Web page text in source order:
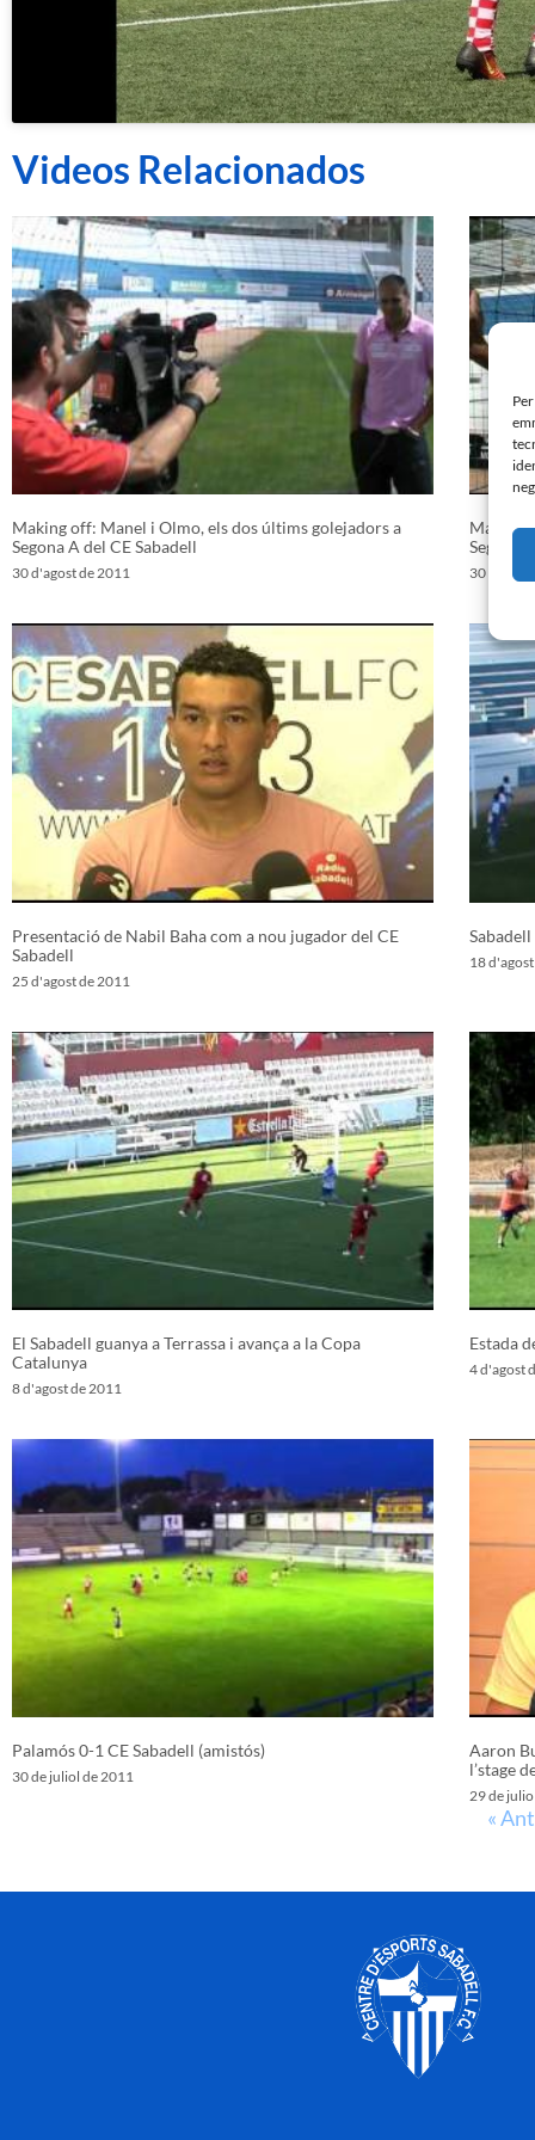
Videos Relacionados
Making off: Manel i Olmo, els dos últims golejadors a
Segona A del CE Sabadell
30 d'agost de 2011
Manel
Segona
30
Presentació de Nabil Baha com a nou jugador del CE
Sabadell
25 d'agost de 2011
18
El Sabadell guanya a Terrassa i avança a la Copa
Catalunya
8 d'agost de 2011
Estada
4 d'agost
Palamós 0-1 CE Sabadell (amistós)
30 de juliol de 2011
Aaron
l’stage
29 de
«